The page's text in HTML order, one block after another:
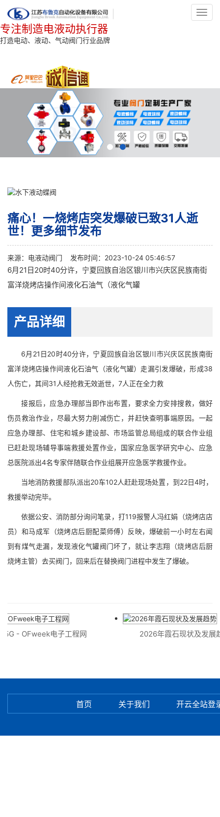
专注制造电液动执行器
打造电动、液动、气动阀门行业品牌
痛心！一烧烤店突发爆破已致31人逝
世！更多细节发布
来源： 电液动阀门 发布时间：2023-10-24 05:46:57
6月21日20时40分许，宁夏回族自治区银川市兴庆区民族南街
富洋烧烤店操作间液化石油气（液化气罐
产品详细
6月21日20时40分许，宁夏回族自治区银川市兴庆区民族南街
富洋烧烤店操作间液化石油气（液化气罐）走漏引发爆破，形成38
人伤亡，其间31人经抢救无效逝世，7人正在全力救
接报后，应急办理部当即作出布置，要求全力安排搜救，做好
伤员救治作业，尽最大努力削减伤亡，并赶快查明事端原因。一起
应急办理部、住宅和城乡建设部、市场监管总局组成的联合作业组
已赶赴现场辅导事端救援处置作业，国家应急医学研究中心、应急
总医院派出4名专家伴随联合作业组展开应急医学救援作业。
当地消防救援部队派出20车102人赶赴现场处置，到22日4时，
救援举动完毕。
依据公安、消防部分询问笔录，打119报警人冯红娟（烧烤店店
员）和马成军（烧烤店后厨配菜师傅）反映，爆破前一小时左右闻
到有煤气走漏，发现液化气罐阀门坏了，就让李志翔（烧烤店后厨
烧烤主管）去买阀门，回来后在替换阀门进程中发生了爆破。
- OFweek电子工程网 2026年霞石现状及发展趋
首页 关于我们 开云全站登